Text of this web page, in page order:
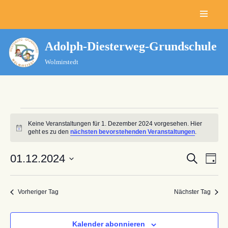
Zum
Inhalt
springen
Adolph-Diesterweg-Grundschule
Wolmirstedt
Hinweis
Keine Veranstaltungen für 1. Dezember 2024 vorgesehen. Hier
geht es zu dennächsten bevorstehenden Veranstaltungen.
Suche
und
Suche
Tag
01.12.2024
Vorheriger Tag Nächster Tag
Kalender abonnieren